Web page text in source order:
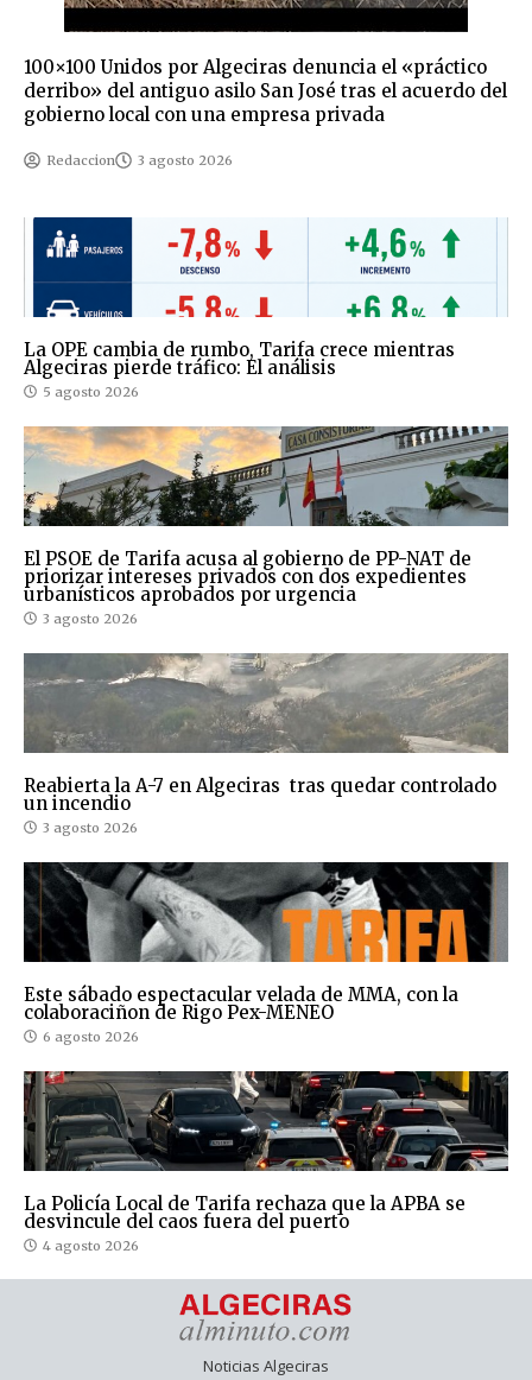
100×100 Unidos por Algeciras denuncia el «práctico
derribo» del antiguo asilo San José tras el acuerdo del
gobierno local con una empresa privada
Redaccion 3 agosto 2026
La OPE cambia de rumbo, Tarifa crece mientras
Algeciras pierde tráfico: El análisis
5 agosto 2026
El PSOE de Tarifa acusa al gobierno de PP-NAT de
priorizar intereses privados con dos expedientes
urbanísticos aprobados por urgencia
3 agosto 2026
Reabierta la A-7 en Algeciras tras quedar controlado
un incendio
3 agosto 2026
Este sábado espectacular velada de MMA, con la
colaboraciñon de Rigo Pex-MENEO
6 agosto 2026
La Policía Local de Tarifa rechaza que la APBA se
desvincule del caos fuera del puerto
4 agosto 2026
Noticias Algeciras